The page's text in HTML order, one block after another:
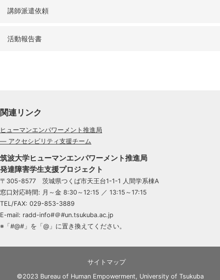
講師派遣依頼
活動報告書
関連リンク
ヒューマンエンパワーメント推進局
— アクセシビリティ支援チーム
筑波大学ヒューマンエンパワーメント推進局
発達障害学生支援プロジェクト
〒305-8577 茨城県つくば市天王台1-1-1 人間学系棟A
窓口対応時間: 月～金 8:30～12:15 ／ 13:15～17:15
TEL/FAX: 029-853-3889
E-mail: radd-info#＠#un.tsukuba.ac.jp
※「#@#」を「@」に置き換えてください。
サイトマップ
©2023 Bureau of Human Empowerment, University of Tsukuba